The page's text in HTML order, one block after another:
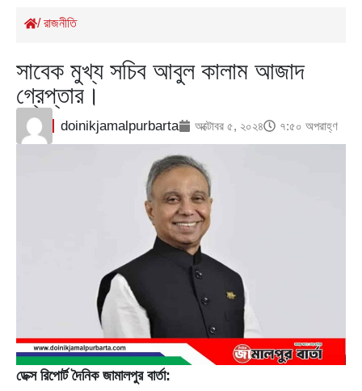
/রাজনীতি
সাবেক মুখ্য সচিব আবুল কালাম আজাদ
গ্রেপ্তার।
doinikjamalpurbarta অক্টোবর ৫, ২০২৪ ৭:৫০ অপরাহ্ণ
ডেক্স রিপোর্ট দৈনিক জামালপুর বার্তা: